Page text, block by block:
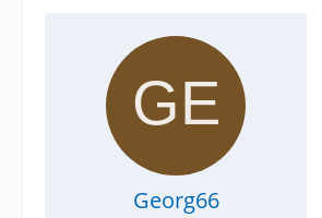
Georg66